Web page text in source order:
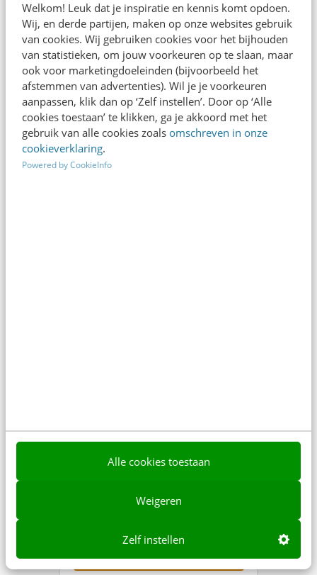
Welkom! Leuk dat je inspiratie en kennis komt opdoen.
Wij, en derde partijen, maken op onze websites gebruik
van cookies. Wij gebruiken cookies voor het bijhouden
van statistieken, om jouw voorkeuren op te slaan, maar
ook voor marketingdoeleinden (bijvoorbeeld het
afstemmen van advertenties). Wil je je voorkeuren
aanpassen, klik dan op ‘Zelf instellen’. Door op ‘Alle
cookies toestaan’ te klikken, ga je akkoord met het
gebruik van alle cookies zoals omschreven in onze
cookieverklaring.
Powered by CookieInfo
Alle cookies toestaan
Weigeren
Zelf instellen
€695). Interessant voor
communicatievacatures.
Dat ziet er dan zo uit.
LinkedIn
Dat ziet er dan zo uit.
Snel een nieuwe